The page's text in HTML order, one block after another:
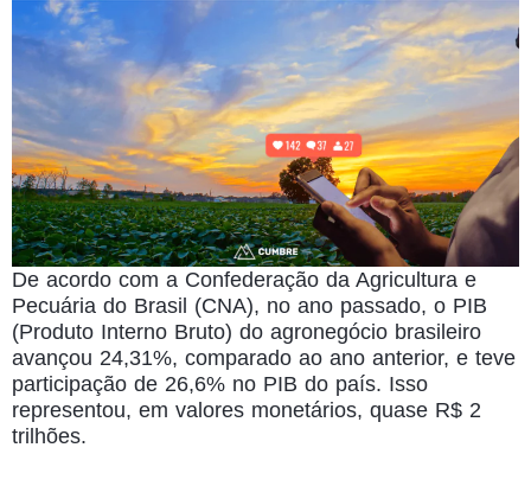
De acordo com a Confederação da Agricultura e
Pecuária do Brasil (CNA), no ano passado, o PIB
(Produto Interno Bruto) do agronegócio brasileiro
avançou 24,31%, comparado ao ano anterior, e teve
participação de 26,6% no PIB do país. Isso
representou, em valores monetários, quase R$ 2
trilhões.